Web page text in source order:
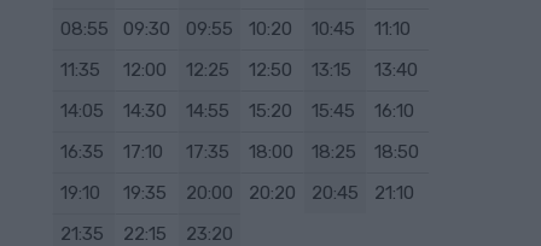
08:55
09:30 09:55 10:20 10:45
11:10
11:35
12:00 12:25 12:50 13:15
13:40
14:05
14:30 14:55 15:20 15:45
16:10
16:35
17:10 17:35 18:00 18:25
18:50
19:10
19:35 20:00 20:20 20:45
21:10
21:35
22:15 23:20